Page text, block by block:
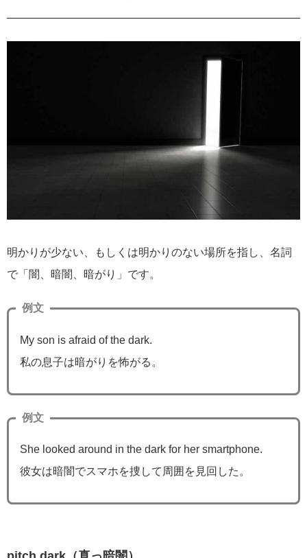
明かりが少ない、もしくは明かりのない場所を指し、名詞
で「闇、暗闇、暗がり」です。
例文
My son is afraid of the dark.
私の息子は暗がりを怖がる。
例文
She looked around in the dark for her smartphone.
彼女は暗闇でスマホを捜して周囲を見回した。